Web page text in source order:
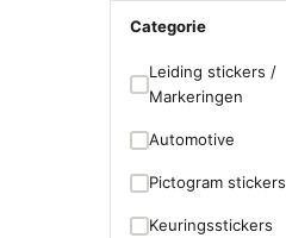
Categorie
Leiding stickers /
Markeringen
Automotive
Pictogram stickers
Keuringsstickers